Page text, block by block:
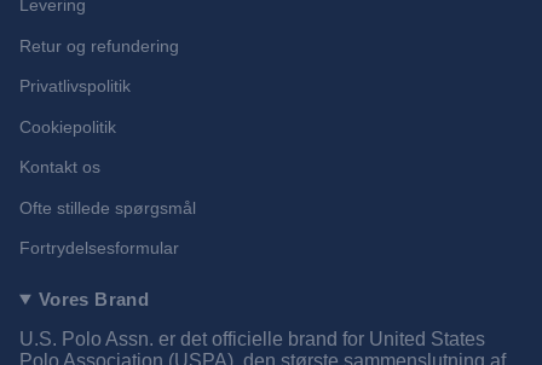
Levering
Retur og refundering
Privatlivspolitik
Cookiepolitik
Kontakt os
Ofte stillede spørgsmål
Fortrydelsesformular
Vores Brand
U.S. Polo Assn. er det officielle brand for United States